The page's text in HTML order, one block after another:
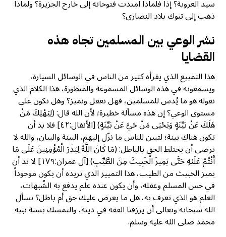
سيد العروبة؟ إذاً فلماذا امتدت فتوحاته إلى خارج الجزيرة؟ ولماذا
ذهب إلى تبوك بلاد النصارى؟
نشر الوعي بين المسلمين تجاه هذه
القضايا
هذا التمييع الذي يقرأه كثير من الناس في الوسائل السيارة،
ويسمعونه في هذه الوسائل المسموعة والمنظورة، هذا الكلام الذي
نقوله هو ما يُدس للمسلمين، فهل نعقل ونميز؟ وهل نكون على
مستوى الوعي؟ إن هذه مسألة خطيرة؛ لأن الله قال: (لِيَهْلِكَ مَنْ
هَلَكَ عَنْ بَيِّنَةٍ وَيَحْيَى مَنْ حَيَّ عَنْ بَيِّنَةٍ) [الأنفال:٤٢] فلا بد أن
تكون هناك بينة؛ لتبين للناس ما نزّل إليهم، البينة والبيان، والله لا
يرضى أن يختلط الحق بالباطل: (مَا كَانَ اللَّهُ لِيَذَرَ الْمُؤْمِنِينَ عَلَى مَا
أَنْتُمْ عَلَيْهِ حَتَّى يَمِيزَ الْخَبِيثَ مِنَ الطَّيِّبِ) [آل عمران:١٧٩] لا بد أن
يميز الخبيث من الطيب، هذا التمييز الذي نريده أن يكون موجوداً
في حس المسلم وعقله، وأن يكون عنده علم يدفع به الشُبهات،
العلم هو الذي تعرف به، هل ما يعرض عليك حق أم باطل؟ نسأل
الله سبحانه وتعالى أن يرزقنا الفقه في دينه، والتمسك بسنة نبيه
محمد صلى الله عليه وسلم.